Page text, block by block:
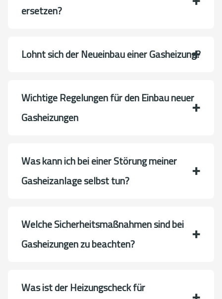
ersetzen?
Lohnt sich der Neueinbau einer Gasheizung?
Wichtige Regelungen für den Einbau neuer
Gasheizungen
Was kann ich bei einer Störung meiner
Gasheizanlage selbst tun?
Welche Sicherheitsmaßnahmen sind bei
Gasheizungen zu beachten?
Was ist der Heizungscheck für